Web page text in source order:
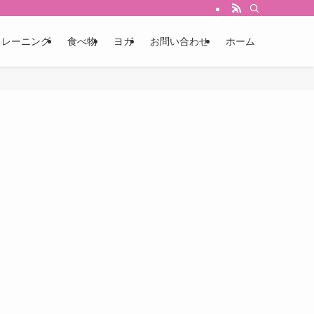
つかります。
レーニング 食べ物 ヨガ お問い合わせ ホーム